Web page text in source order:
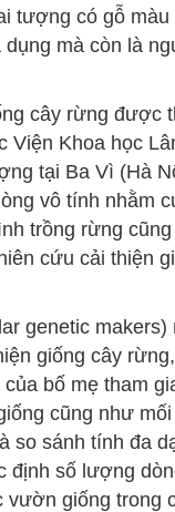
tượng có gỗ
mà còn là
cây rừng được
Viện Khoa học
tại Ba Vì (Hà
vô tính nhằm
trồng rừng
cứu cải thiện
genetic
giống cây
bố mẹ tham
cũng như
so sánh tính đa
số lượng
vườn giống trong